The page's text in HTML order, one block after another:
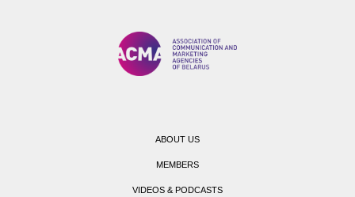
ABOUT US
MEMBERS
VIDEOS & PODCASTS